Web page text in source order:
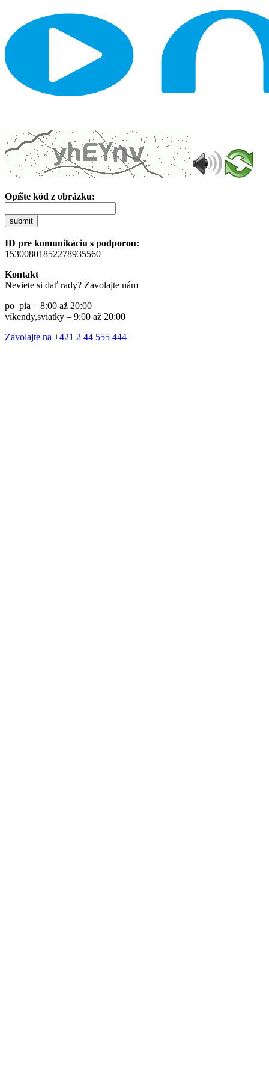
Opíšte kód z obrázku:
submit
ID pre komunikáciu s podporou:
15300801852278935560
Kontakt
Neviete si dať rady? Zavolajte nám
po–pia – 8:00 až 20:00
víkendy,sviatky – 9:00 až 20:00
Zavolajte na +421 2 44 555 444